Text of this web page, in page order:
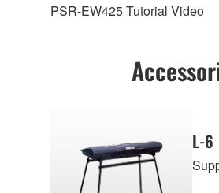
PSR-EW425 Tutorial Video
L-6